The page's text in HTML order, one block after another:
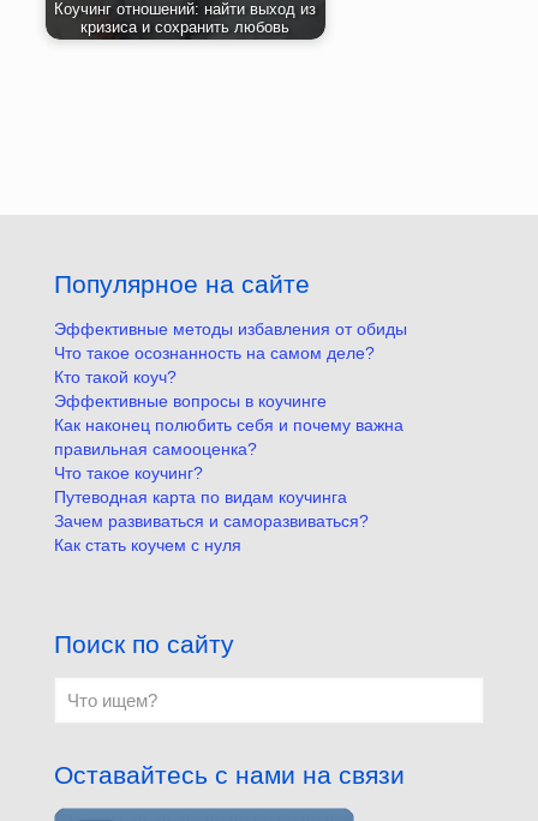
Коучинг отношений: найти выход из
кризиса и сохранить любовь
Популярное на сайте
Эффективные методы избавления от обиды
Что такое осознанность на самом деле?
Кто такой коуч?
Эффективные вопросы в коучинге
Как наконец полюбить себя и почему важна
правильная самооценка?
Что такое коучинг?
Путеводная карта по видам коучинга
Зачем развиваться и саморазвиваться?
Как стать коучем с нуля
Поиск по сайту
Оставайтесь с нами на связи